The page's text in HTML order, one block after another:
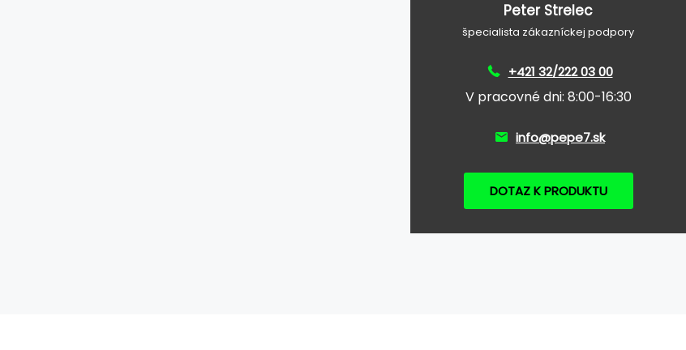
Peter Strelec
špecialista zákazníckej podpory
+421 32/222 03 00
V pracovné dni: 8:00-16:30
info@pepe7.sk
DOTAZ K PRODUKTU